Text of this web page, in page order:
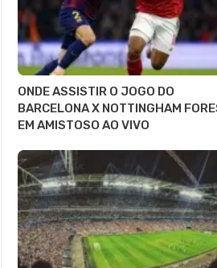
ONDE ASSISTIR O JOGO DO
BARCELONA X NOTTINGHAM
EM AMISTOSO AO VIVO